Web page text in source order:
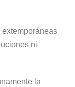
ni
la